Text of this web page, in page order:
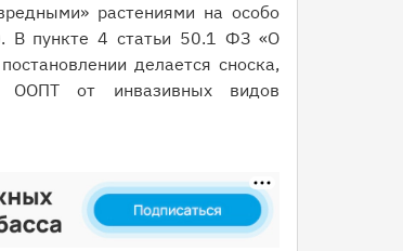
растениями на особо
В пункте 4 статьи 50.1 ФЗ «О
делается сноска,
ООПТ от инвазивных видов